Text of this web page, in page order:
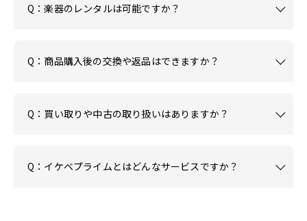
Q：楽器のレンタルは可能ですか？
Q：商品購入後の交換や返品はできますか？
Q：買い取りや中古の取り扱いはありますか？
Q：イケベプライムとはどんなサービスですか？